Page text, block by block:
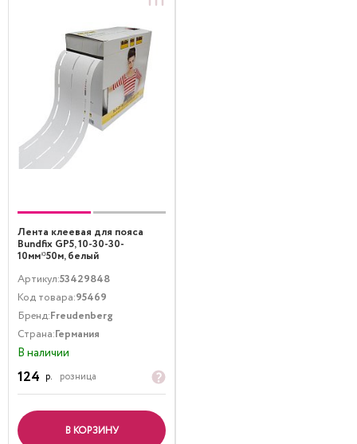
Лента клеевая для пояса
Bundfix GP5, 10-30-30-
10мм*50м, белый
Артикул:53429848
Код товара:95469
Бренд:Freudenberg
Страна:Германия
В наличии
124 р. розница
В КОРЗИНУ